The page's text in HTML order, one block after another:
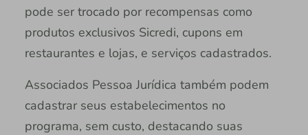
pode ser trocado por recompensas como
produtos exclusivos Sicredi, cupons em
restaurantes e lojas, e serviços cadastrados.
Associados Pessoa Jurídica também podem
cadastrar seus estabelecimentos no
programa, sem custo, destacando suas